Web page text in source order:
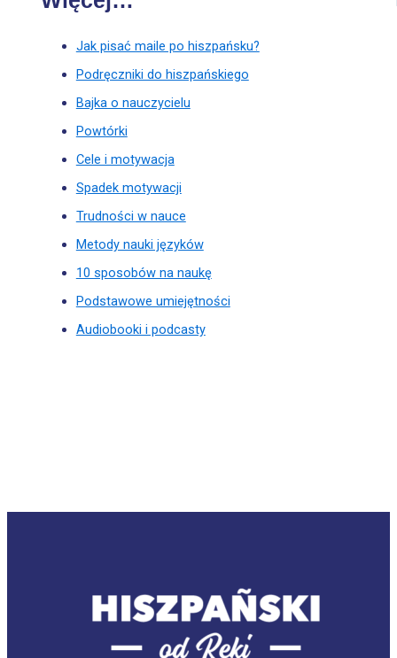
Jak pisać maile po hiszpańsku?
Podręczniki do hiszpańskiego
Bajka o nauczycielu
Powtórki
Cele i motywacja
Spadek motywacji
Trudności w nauce
Metody nauki języków
10 sposobów na naukę
Podstawowe umiejętności
Audiobooki i podcasty